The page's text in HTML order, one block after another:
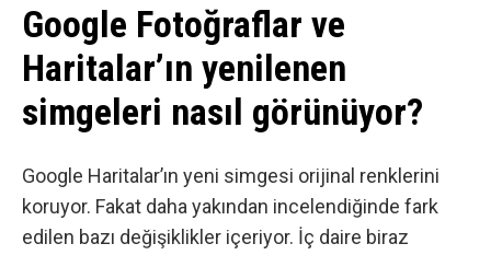
Google Fotoğraflar ve
Haritalar’ın yenilenen
simgeleri nasıl görünüyor?
Google Haritalar’ın yeni simgesi orijinal renklerini
koruyor. Fakat daha yakından incelendiğinde fark
edilen bazı değişiklikler içeriyor. İç daire biraz